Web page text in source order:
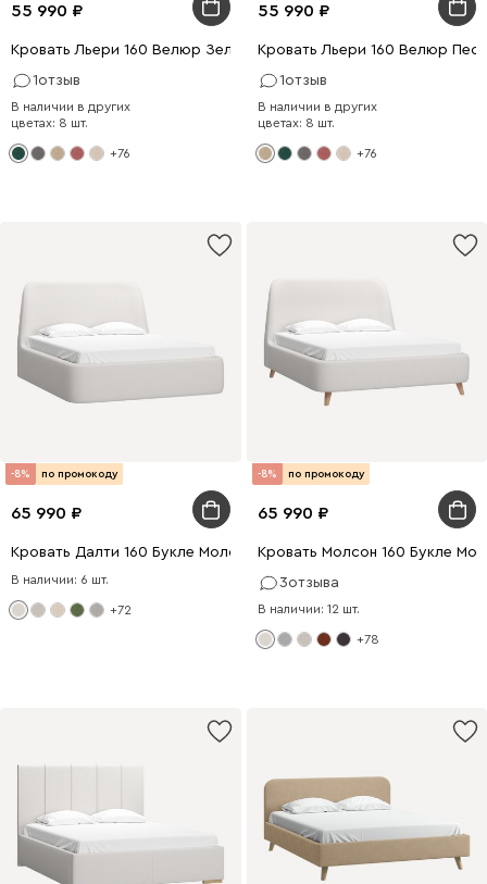
55 990
Кровать Льери 160 Велюр Зеленый
1отзыв
В наличии в других
цветах: 8 шт.
+76
55 990
Кровать Льери 160 Велюр
1отзыв
В наличии в других
цветах: 8 шт.
+76
-8% по промокоду
65 990
Кровать Далти 160 Букле Молочный
В наличии: 6 шт.
+72
-8% по промокоду
65 990
Кровать Молсон 160 Букле
3отзыва
В наличии: 12 шт.
+78